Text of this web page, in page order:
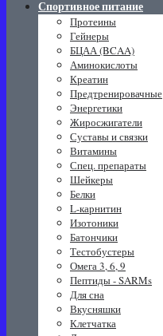
Спортивное питание
Протеины
Гейнеры
БЦАА (BCAA)
Аминокислоты
Креатин
Предтренировачные
Энергетики
Жиросжигатели
Суставы и связки
Витамины
Спец. препараты
Шейкеры
Белки
L-карнитин
Изотоники
Батончики
Тестобустеры
Омега 3, 6, 9
Пептиды - SARMs
Для сна
Вкусняшки
Клетчатка